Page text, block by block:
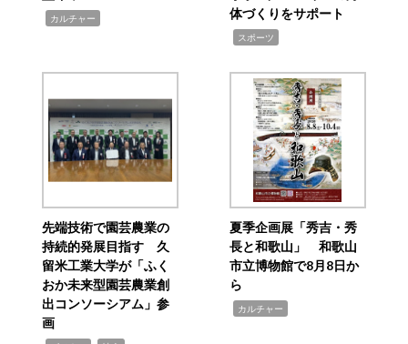
カルチャー
体づくりをサポート
スポーツ
先端技術で園芸農業の
持続的発展目指す 久
留米工業大学が「ふく
おか未来型園芸農業創
出コンソーシアム」参
画
夏季企画展「秀吉・秀
長と和歌山」 和歌山
市立博物館で8月8日か
ら
カルチャー